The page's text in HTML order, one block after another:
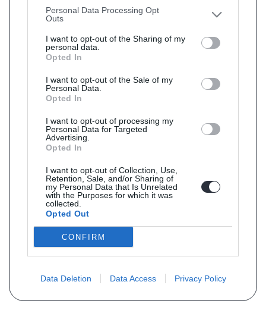
Personal Data Processing Opt
Outs
I want to opt-out of the Sharing of my
personal data.
Opted In
I want to opt-out of the Sale of my
Personal Data.
Opted In
I want to opt-out of processing my
Personal Data for Targeted
Advertising.
Opted In
I want to opt-out of Collection, Use,
Retention, Sale, and/or Sharing of
my Personal Data that Is Unrelated
with the Purposes for which it was
collected.
Opted Out
CONFIRM
Data Deletion Data Access Privacy Policy